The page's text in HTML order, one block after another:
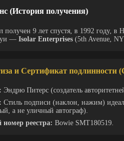
(История получения)
получен 9 лет спустя, в 1992 году,
— Isolar Enterprises (5th Avenue,
и Сертификат подлинности
Эндрю Питерс (создатель
Стиль подписи (наклон, нажим)
а не уличный автограф).
реестра: Bowie SMT180519.